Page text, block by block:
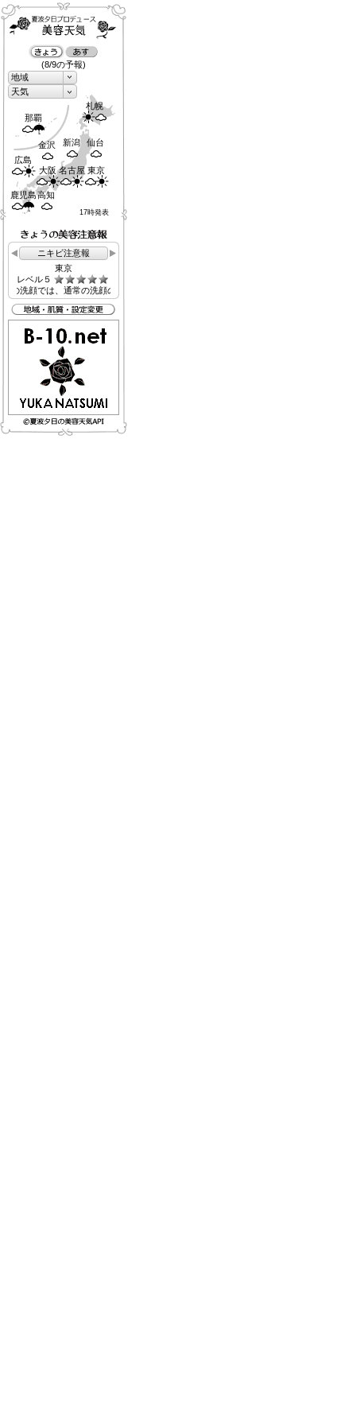
(8/9の予報)
地域
天気
札幌
仙台
東京
名古屋
新潟
金沢
大阪
広島
高知
鹿児島
那覇
17時発表
ニキビ注意報
東京
レベル５
常の洗顔の２倍の時間をかけてすすいだ方が良いと言われてい